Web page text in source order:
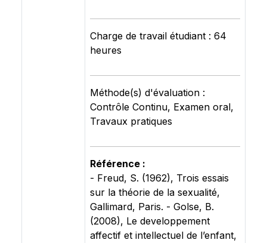
Charge de travail étudiant : 64
heures
Méthode(s) d'évaluation :
Contrôle Continu, Examen oral,
Travaux pratiques
Référence :
- Freud, S. (1962), Trois essais
sur la théorie de la sexualité,
Gallimard, Paris. - Golse, B.
(2008), Le developpement
affectif et intellectuel de l’enfant,